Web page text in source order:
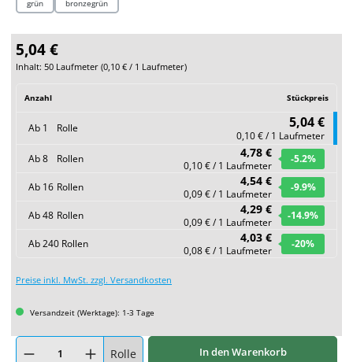
grün bronzegrün
5,04 €
Inhalt: 50 Laufmeter (0,10 € / 1 Laufmeter)
Anzahl Stückpreis
Ab 1 Rolle 5,04 €
0,10 € / 1 Laufmeter
Ab8 Rollen 4,78 €
0,10 € / 1 Laufmeter
-5.2%
Ab 16 Rollen 4,54 €
0,09 € / 1 Laufmeter
-9.9%
Ab48 Rollen 4,29 €
0,09 € / 1 Laufmeter
-14.9%
Ab240 Rollen 4,03 €
0,08 € / 1 Laufmeter
-20%
Preise inkl. MwSt. zzgl. Versandkosten
Versandzeit (Werktage): 1-3 Tage
Produkt Anzahl: Gib den gewünschten Wert ein oder benutze die Schaltflächen
Rolle In den Warenkorb